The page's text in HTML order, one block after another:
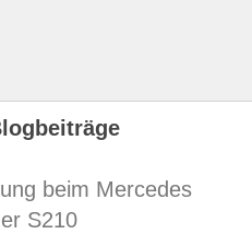
beim Mercedes
S210